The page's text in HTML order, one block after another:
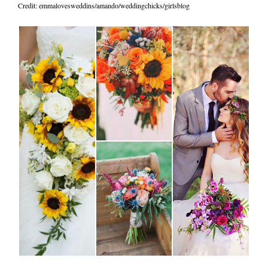
Credit: emmalovesweddins/amando/weddingchicks/girlsblog